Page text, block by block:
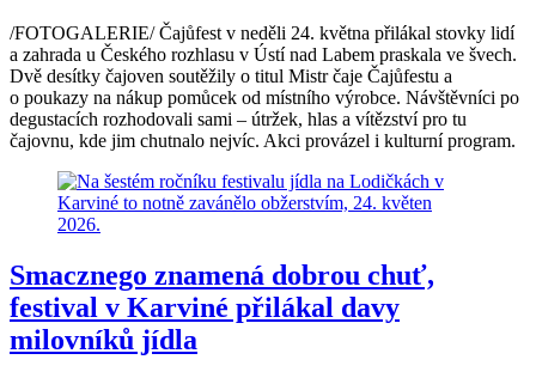
/FOTOGALERIE/ Čajůfest v neděli 24. května přilákal stovky lidí
a zahrada u Českého rozhlasu v Ústí nad Labem praskala ve švech.
Dvě desítky čajoven soutěžily o titul Mistr čaje Čajůfestu a
o poukazy na nákup pomůcek od místního výrobce. Návštěvníci po
degustacích rozhodovali sami – útržek, hlas a vítězství pro tu
čajovnu, kde jim chutnalo nejvíc. Akci provázel i kulturní program.
Smacznego znamená dobrou chuť,
festival v Karviné přilákal davy
milovníků jídla